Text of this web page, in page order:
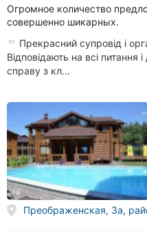
Ужгород
Карпаты
Огромное количество
совершенно шикарных.
Прекрасний супровід і
Відповідають на всі
справу з кл...
Преображенская, 3а,